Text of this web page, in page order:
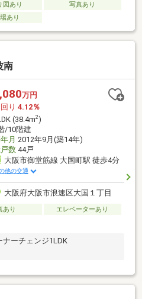
図あり
写真あり
あり
南
万円
り 4.12％
(38.4m2)
/10階建
月 2012年9月(築14年)
数44戸
大阪市御堂筋線 大国町駅 徒歩4分
他の交通
大阪府大阪市浪速区大国１丁目
あり
エレベーターあり
ーチェンジ1LDK